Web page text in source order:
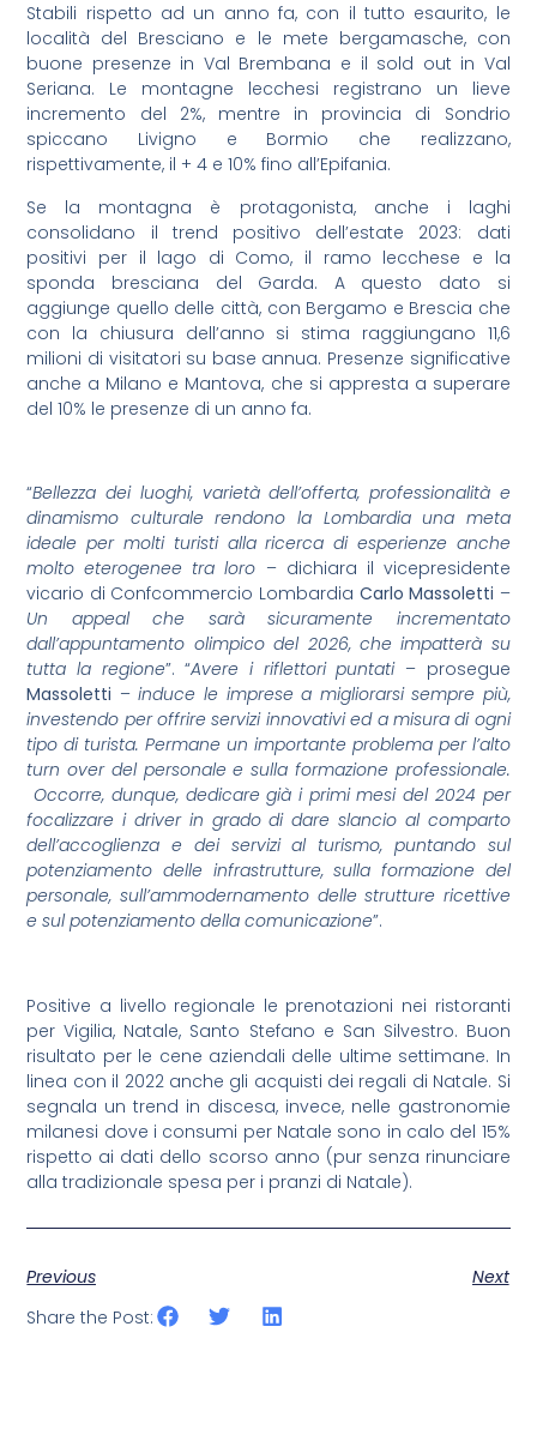
Stabili rispetto ad un anno fa, con il tutto esaurito, le
località del Bresciano e le mete bergamasche, con
buone presenze in Val Brembana e il sold out in Val
Seriana. Le montagne lecchesi registrano un lieve
incremento del 2%, mentre in provincia di Sondrio
spiccano Livigno e Bormio che realizzano,
rispettivamente, il + 4 e 10% fino all’Epifania.
Se la montagna è protagonista, anche i laghi
consolidano il trend positivo dell’estate 2023: dati
positivi per il lago di Como, il ramo lecchese e la
sponda bresciana del Garda. A questo dato si
aggiunge quello delle città, con Bergamo e Brescia che
con la chiusura dell’anno si stima raggiungano 11,6
milioni di visitatori su base annua. Presenze significative
anche a Milano e Mantova, che si appresta a superare
del 10% le presenze di un anno fa.
“Bellezza dei luoghi, varietà dell’offerta, professionalità e
dinamismo culturale rendono la Lombardia una meta
ideale per molti turisti alla ricerca di esperienze anche
molto eterogenee tra loro – dichiara il vicepresidente
vicario di Confcommercio Lombardia Carlo Massoletti –
Un appeal che sarà sicuramente incrementato
dall’appuntamento olimpico del 2026, che impatterà su
tutta la regione”. “Avere i riflettori puntati– prosegue
Massoletti –induce le imprese a migliorarsi sempre più,
investendo per offrire servizi innovativi ed a misura di ogni
tipo di turista. Permane un importante problema per l’alto
turn over del personale e sulla formazione professionale.
Occorre, dunque, dedicare già i primi mesi del 2024 per
focalizzare i driver in grado di dare slancio al comparto
dell’accoglienza e dei servizi al turismo, puntando sul
potenziamento delle infrastrutture, sulla formazione del
personale, sull’ammodernamento delle strutture ricettive
e sul potenziamento della comunicazione”.
Positive a livello regionale le prenotazioni nei ristoranti
per Vigilia, Natale, Santo Stefano e San Silvestro. Buon
risultato per le cene aziendali delle ultime settimane. In
linea con il 2022 anche gli acquisti dei regali di Natale. Si
segnala un trend in discesa, invece, nelle gastronomie
milanesi dove i consumi per Natale sono in calo del 15%
rispetto ai dati dello scorso anno (pur senza rinunciare
alla tradizionale spesa per i pranzi di Natale).
Previous
Next
Share the Post: